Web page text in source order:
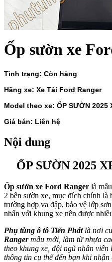
Ốp sườn xe
Tình trạng: Còn hàng
Hãng xe: Xe Tải Ford Ranger
Model theo xe: ỐP SƯỜN 2025
Giá bán: Liên hệ
Nội dung
ỐP SƯỜN 2025
Ốp sườn xe Ford Ranger là mẫu
2 bên sườn xe, mục đích chính là
trường hợp va đập, bảo vệ lớp
nhấn với khung xe nên được
Phụ tùng ô tô Tiến Phátlà nơi
Rangermẫu mới, làm từ nhựa
theo khung xe, đội ngũ nhân
thông tin cụ thể đến bạn khi